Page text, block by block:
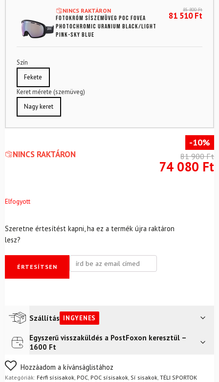
NINCS RAKTÁRON
Fotokróm síszemüveg POC Fovea
Photochromic Uranium Black/Light
Pink-Sky Blue
85 800Ft
81 510Ft
Szín
Fekete
Keret mérete (szemüveg)
Nagy keret
NINCS RAKTÁRON
-10%
81 900Ft
74 080 Ft
Elfogyott
Szeretne értesítést kapni, ha ez a termék újra raktáron
lesz?
ÉRTESÍTSEN
Szállítás INGYENES
Futár a címreIngyenes
FoxPost
Egyszerű visszaküldés a PostFoxon keresztül –
1600 Ft
Nem biztos a választásában? Semmi gond – a terméket
egyszerűen visszaküldheti 14 napon belül, indoklás nélkül.
Hozzáadom a kívánságlistához
Kategóriák: Férfi sísisakok, POC, POC sísisakok, Sí sisakok, TÉLI SPORTOK